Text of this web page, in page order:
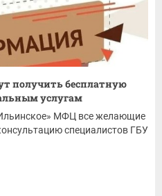
получить бесплатную
услугам
МФЦ все желающие
специалистов ГБУ